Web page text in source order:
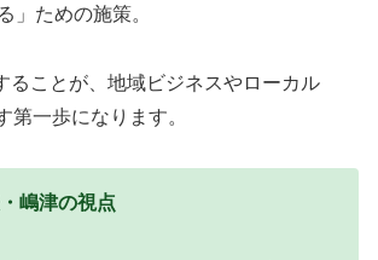
」ための施策。
ることが、地域ビジネスやローカル
第一歩になります。
嶋津の視点